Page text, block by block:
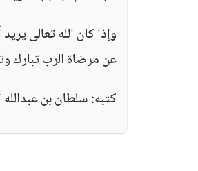
وإذا كان الله تعالى
عن مرضاة الرب تبارك
كتبه: سلطان بن عبدالله